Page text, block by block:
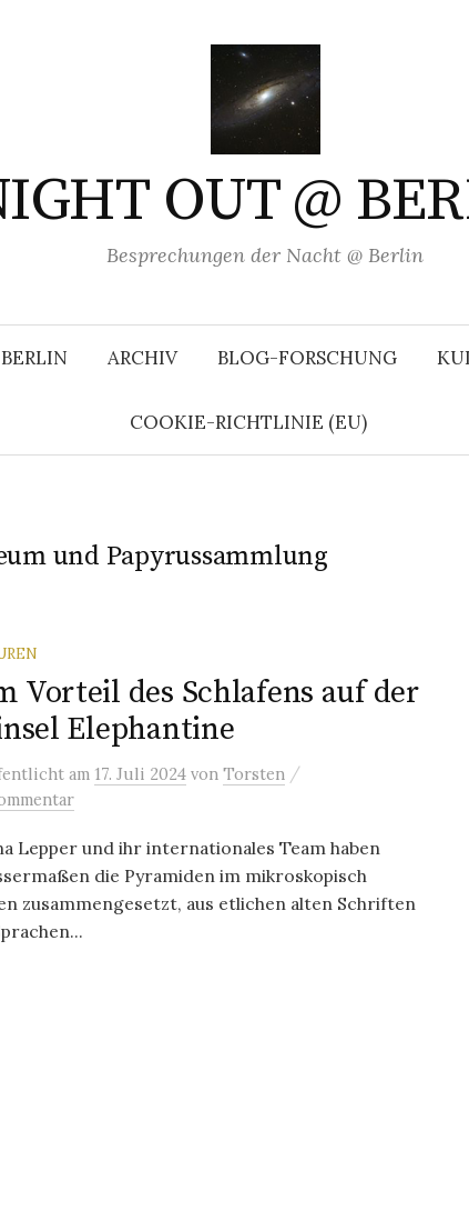
OUT @
Besprechungen der Nacht @ Berlin
ARCHIV BLOG-FORSCHUNG
COOKIE-RICHTLINIE (EU)
und Papyrussammlung
Vorteil des Schlafens auf der
Elephantine
am 17. Juli 2024 von Torsten /
Lepper und ihr internationales Team haben
die Pyramiden im mikroskopisch
zusammengesetzt, aus etlichen alten Schriften